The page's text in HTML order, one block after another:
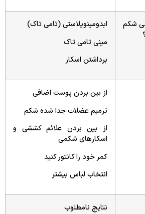
شکم
ابدومینوپلاستی (تامی تاک)
مینی تامی تاک
برداشتن اسکار
از بین بردن پوست اضافی
ترمیم عضلات جدا شده شکم
از بین بردن علائم کششی و
اسکارهای شکمی
کمر خود را کانتور کنید
انتخاب لباس بیشتر
نتایج نامطلوب